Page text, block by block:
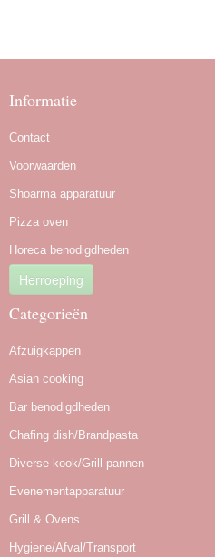
Informatie
Contact
Voorwaarden
Shoarma apparatuur
Pizza oven
Horeca benodigdheden
Herroeping
Categorieën
Afzuigkappen
Asian cooking
Bar benodigdheden
Chafing dish/Brandpasta
Diverse kook/Grill pannen
Evenementapparatuur
Grill & Ovens
Hygiene/Afval/Transport